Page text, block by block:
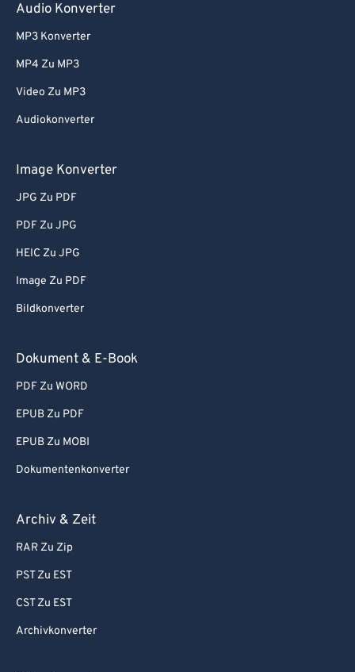
Audio Konverter
MP3 Konverter
MP4 Zu MP3
Video Zu MP3
Audiokonverter
Image Konverter
JPG Zu PDF
PDF Zu JPG
HEIC Zu JPG
Image Zu PDF
Bildkonverter
Dokument & E-Book
PDF Zu WORD
EPUB Zu PDF
EPUB Zu MOBI
Dokumentenkonverter
Archiv & Zeit
RAR Zu Zip
PST Zu EST
CST Zu EST
Archivkonverter